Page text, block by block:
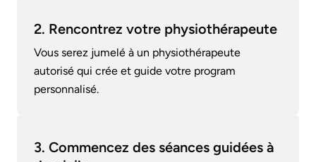
2. Rencontrez votre physiothérapeute
Vous serez jumelé à un physiothérapeute
autorisé qui crée et guide votre program
personnalisé.
3. Commencez des séances guidées à